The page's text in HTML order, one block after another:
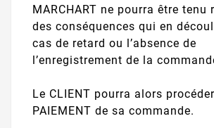
MARCHART ne pourra être tenu
des conséquences qui en
cas de retard ou l’absence de
l’enregistrement de la
Le CLIENT pourra alors
PAIEMENT de sa commande.